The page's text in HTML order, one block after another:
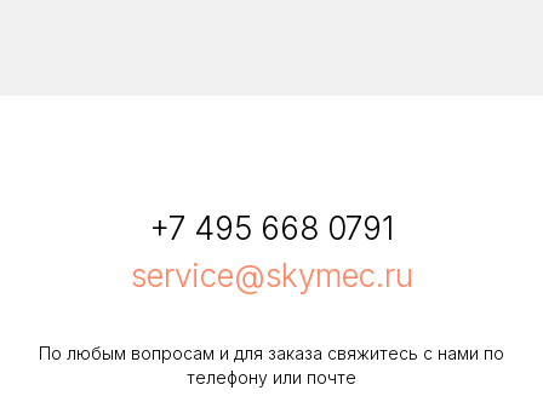
+7 495 668 0791
service@skymec.ru
По любым вопросам и для заказа свяжитесь с нами по
телефону или почте